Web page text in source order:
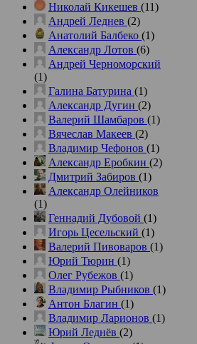
Николай Кикешев (11)
Андрей Леднев (2)
Анатолий Балбеко (1)
Александр Лотов (6)
Андрей Черноморский
(1)
Галина Батурина (1)
Александр Дугин (2)
Валерий Шамбаров (1)
Вячеслав Макеев (2)
Владимир Чефонов (1)
Александр Еробкин (2)
Дмитрий Забиров (1)
Александр Олейников
(1)
Геннадий Дубовой (1)
Игорь Цесельский (1)
Валерий Пивоваров (1)
Юрий Тюрин (1)
Олег Рубежов (1)
Владимир Рыбников (1)
Антон Благин (1)
Владимир Ларионов (1)
Юрий Леднёв (2)